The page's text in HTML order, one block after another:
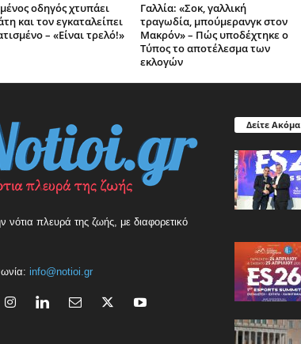
οδηγός χτυπάει
και τον εγκαταλείπει
– «Είναι τρελό!»
Γαλλία: «Σοκ, γαλλική
τραγωδία, μπούμερανγκ στον
Μακρόν» – Πώς υποδέχτηκε ο
Τύπος το αποτέλεσμα των
εκλογών
νότια πλευρά της ζωής, με διαφορετικό
info@notioi.gr
Δείτε Ακόμα